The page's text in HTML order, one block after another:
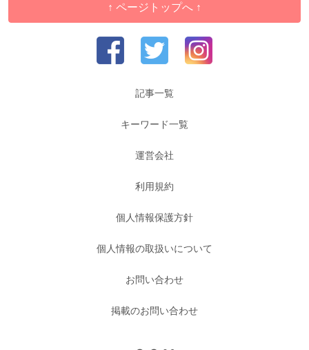
↑ ページトップへ ↑
記事一覧
キーワード一覧
運営会社
利用規約
個人情報保護方針
個人情報の取扱いについて
お問い合わせ
掲載のお問い合わせ